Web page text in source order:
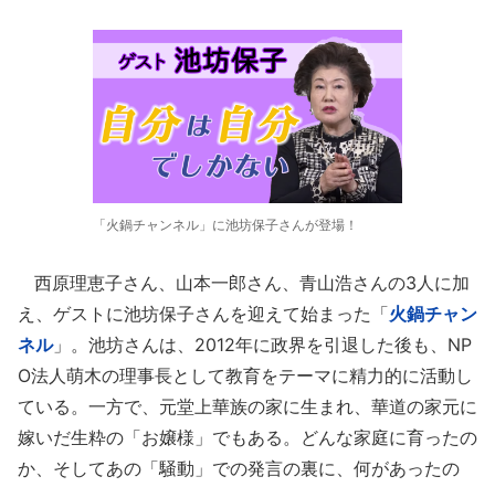
「火鍋チャンネル」に池坊保子さんが登場！
西原理恵子さん、山本一郎さん、青山浩さんの3人に加
え、ゲストに池坊保子さんを迎えて始まった「火鍋チャン
ネル」。池坊さんは、2012年に政界を引退した後も、NP
O法人萌木の理事長として教育をテーマに精力的に活動し
ている。一方で、元堂上華族の家に生まれ、華道の家元に
嫁いだ生粋の「お嬢様」でもある。どんな家庭に育ったの
か、そしてあの「騒動」での発言の裏に、何があったの